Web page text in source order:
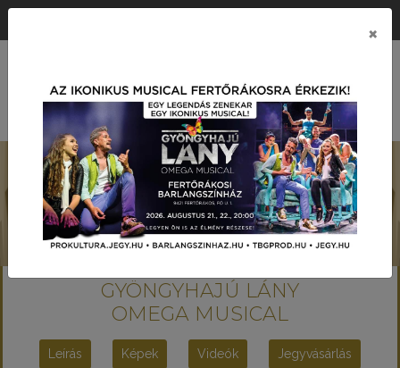
MENÜ
GYÖNGYHAJÚ LÁNY
OMEGA MUSICAL
Leírás Képek Videók Jegyvásárlás
×